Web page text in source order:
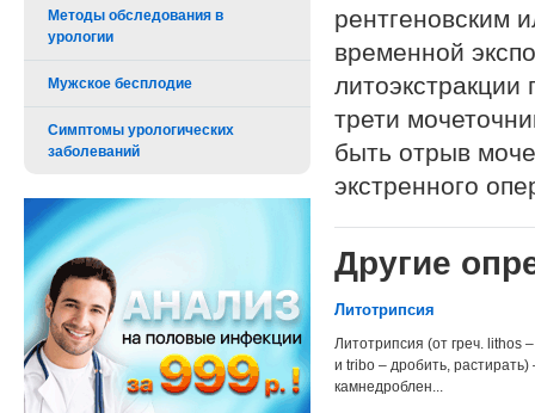
Методы обследования в
урологии
Мужское бесплодие
Симптомы урологических
заболеваний
рентгеновским
временной
трети
быть отрыв
экстренного
Другие
Литотрипсия
Литотрипсия (от греч. lithos
и tribo – дробить, растирать)
камнедроблен...